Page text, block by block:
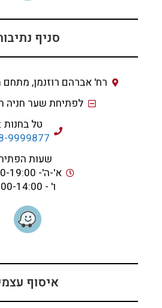
סניף
רח' אברהם רוזנמן, מתחם
לפתיחת שער חניה
טל בחנות :
9999877
שעות
א'-ה'- 10:00-19:00
ו' - 10:00-14:00
איסוף